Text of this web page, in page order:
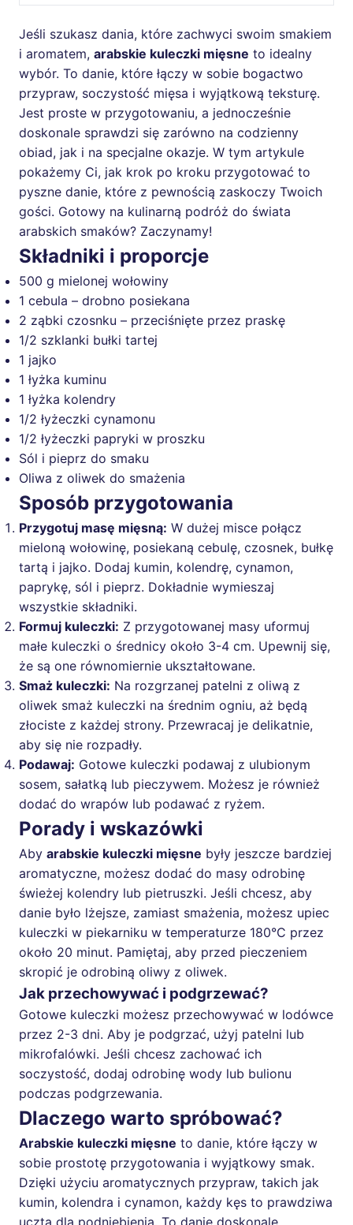
Jeśli szukasz dania, które zachwyci swoim smakiem
i aromatem, arabskie kuleczki mięsne to idealny
wybór. To danie, które łączy w sobie bogactwo
przypraw, soczystość mięsa i wyjątkową teksturę.
Jest proste w przygotowaniu, a jednocześnie
doskonale sprawdzi się zarówno na codzienny
obiad, jak i na specjalne okazje. W tym artykule
pokażemy Ci, jak krok po kroku przygotować to
pyszne danie, które z pewnością zaskoczy Twoich
gości. Gotowy na kulinarną podróż do świata
arabskich smaków? Zaczynamy!
Składniki i proporcje
500 g mielonej wołowiny
1 cebula – drobno posiekana
2 ząbki czosnku – przeciśnięte przez praskę
1/2 szklanki bułki tartej
1 jajko
1 łyżka kuminu
1 łyżka kolendry
1/2 łyżeczki cynamonu
1/2 łyżeczki papryki w proszku
Sól i pieprz do smaku
Oliwa z oliwek do smażenia
Sposób przygotowania
Przygotuj masę mięsną: W dużej misce połącz
mieloną wołowinę, posiekaną cebulę, czosnek, bułkę
tartą i jajko. Dodaj kumin, kolendrę, cynamon,
paprykę, sól i pieprz. Dokładnie wymieszaj
wszystkie składniki.
Formuj kuleczki: Z przygotowanej masy uformuj
małe kuleczki o średnicy około 3-4 cm. Upewnij się,
że są one równomiernie ukształtowane.
Smaż kuleczki: Na rozgrzanej patelni z oliwą z
oliwek smaż kuleczki na średnim ogniu, aż będą
złociste z każdej strony. Przewracaj je delikatnie,
aby się nie rozpadły.
Podawaj: Gotowe kuleczki podawaj z ulubionym
sosem, sałatką lub pieczywem. Możesz je również
dodać do wrapów lub podawać z ryżem.
Porady i wskazówki
Aby arabskie kuleczki mięsne były jeszcze bardziej
aromatyczne, możesz dodać do masy odrobinę
świeżej kolendry lub pietruszki. Jeśli chcesz, aby
danie było lżejsze, zamiast smażenia, możesz upiec
kuleczki w piekarniku w temperaturze 180°C przez
około 20 minut. Pamiętaj, aby przed pieczeniem
skropić je odrobiną oliwy z oliwek.
Jak przechowywać i podgrzewać?
Gotowe kuleczki możesz przechowywać w lodówce
przez 2-3 dni. Aby je podgrzać, użyj patelni lub
mikrofalówki. Jeśli chcesz zachować ich
soczystość, dodaj odrobinę wody lub bulionu
podczas podgrzewania.
Dlaczego warto spróbować?
Arabskie kuleczki mięsne to danie, które łączy w
sobie prostotę przygotowania i wyjątkowy smak.
Dzięki użyciu aromatycznych przypraw, takich jak
kumin, kolendra i cynamon, każdy kęs to prawdziwa